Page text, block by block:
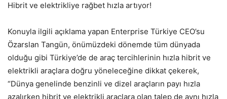
Hibrit ve elektrikliye rağbet hızla artıyor!
Konuyla ilgili açıklama yapan Enterprise Türkiye CEO’su
Özarslan Tangün, önümüzdeki dönemde tüm dünyada
olduğu gibi Türkiye’de de araç tercihlerinin hızla hibrit ve
elektrikli araçlara doğru yöneleceğine dikkat çekerek,
“Dünya genelinde benzinli ve dizel araçların payı hızla
azalırken hibrit ve elektrikli araçlara olan talep de aynı hızla